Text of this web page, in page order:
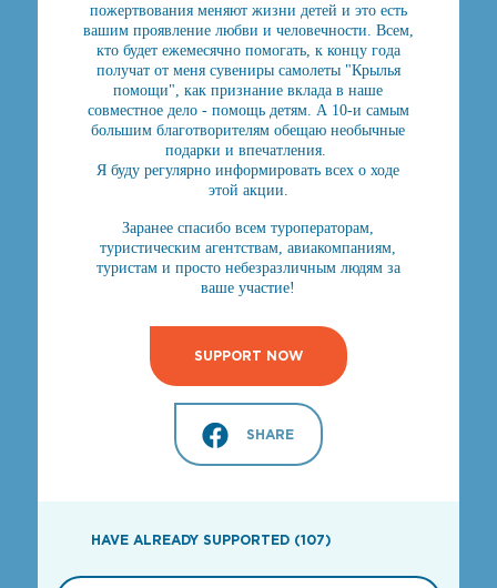
пожертвования меняют жизни детей и это есть
вашим проявление любви и человечности. Всем,
кто будет ежемесячно помогать, к концу года
получат от меня сувениры самолеты "Крылья
помощи", как признание вклада в наше
совместное дело - помощь детям. А 10-и самым
большим благотворителям обещаю необычные
подарки и впечатления.
Я буду регулярно информировать всех о ходе
этой акции.
Заранее спасибо всем туроператорам,
туристическим агентствам, авиакомпаниям,
туристам и просто небезразличным людям за
ваше участие!
SUPPORT NOW
SHARE
HAVE ALREADY SUPPORTED (107)